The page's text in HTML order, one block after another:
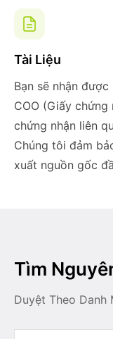
Tài Liệu
Bạn sẽ nhận
COO (Giấy chứng
chứng nhận liên
Chúng tôi đảm
xuất nguồn gốc
Tìm
Duyệt Theo Danh